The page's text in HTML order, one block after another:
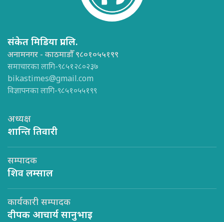
संकेत मिडिया प्रा.लि.
अनामनगर - काठमाडौँ ९८०१०५५१९९
समाचारका लागि-९८५१२८०२३७
bikastimes@gmail.com
विज्ञापनका लागि-९८५१०५५१९९
अध्यक्ष
शान्ति तिवारी
सम्पादक
शिव लम्साल
कार्यकारी सम्पादक
दीपक आचार्य सानुभाइ